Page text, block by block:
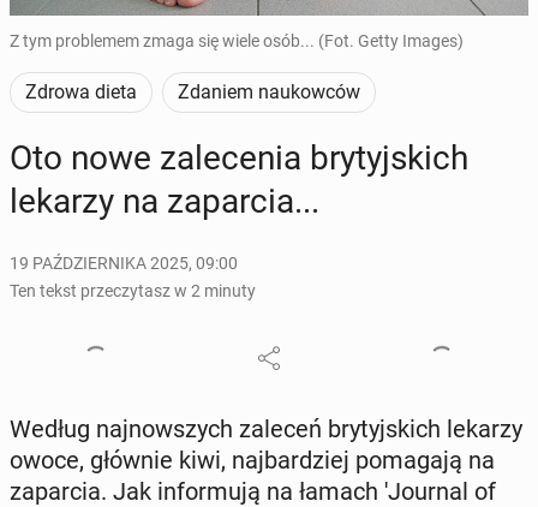
Z tym problemem zmaga się wiele osób... (Fot. Getty Images)
Zdrowa dieta Zdaniem naukowców
Oto nowe za­le­ce­nia bry­tyj­skich
lekarzy na za­par­cia...
19 PAŹDZIERNIKA 2025, 09:00
Ten tekst przeczytasz w 2 minuty
Według naj­now­szych zaleceń bry­tyj­skich lekarzy
owoce, głównie kiwi, naj­bar­dziej po­ma­ga­ją na
za­par­cia. Jak in­for­mu­ją na łamach 'Jo­ur­nal of